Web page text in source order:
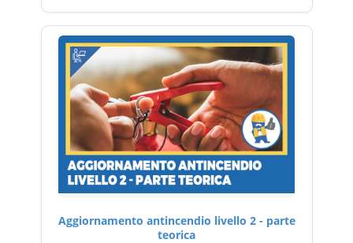
Aggiornamento antincendio livello 2 - parte
teorica